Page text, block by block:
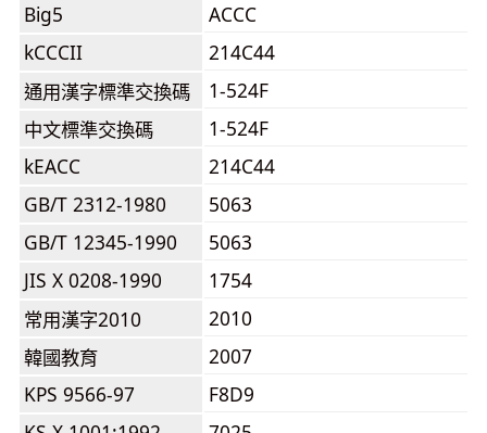
Big5
ACCC
kCCCII
214C44
通用漢字標準交換碼
1-524F
中文標準交換碼
1-524F
kEACC
214C44
GB/T 2312-1980
5063
GB/T 12345-1990
5063
JIS X 0208-1990
1754
常用漢字2010
2010
韓國教育
2007
KPS 9566-97
F8D9